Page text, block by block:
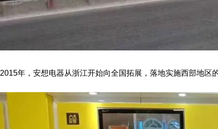
2015年，安想电器从浙江开始向全国拓展，落地实施西部地区